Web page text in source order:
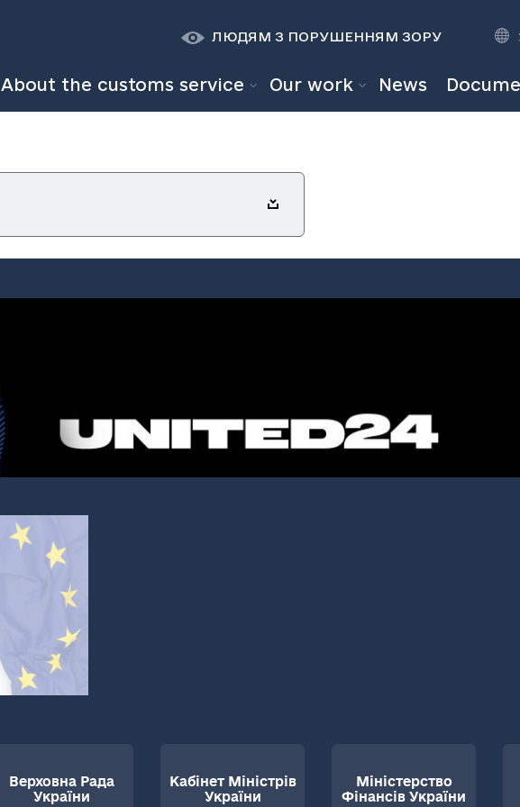
ЛЮДЯМ З ПОРУШЕННЯМ ЗОРУ
К К A A
About the customs service Our work News
Верховна Рада
України
Кабінет Міністрів
України
Міністерство
Фінансів України